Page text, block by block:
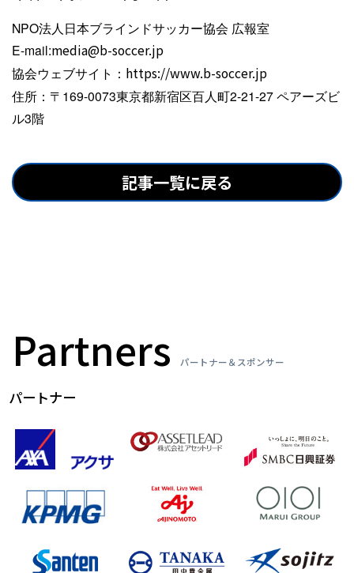
NPO法人日本ブラインドサッカー協会 広報室
E-mail:media@b-soccer.jp
協会ウェブサイト： https://www.b-soccer.jp
住所：〒169-0073東京都新宿区百人町2-21-27 ペアーズビ
ル3階
記事一覧に戻る
Partners パートナー＆スポンサー
パートナー